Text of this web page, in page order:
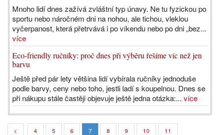
Mnoho lidí dnes zažívá zvláštní typ únavy. Ne tu fyzickou po
sportu nebo náročném dni na nohou, ale tichou, vleklou
vyčerpanost, která přetrvává i po víkendu nebo po dni „bez...
více
Eco-friendly ručníky: proč dnes při výběru řešíme víc než jen
barvu
Ještě před pár lety většina lidí vybírala ručníky jednoduše
podle barvy, ceny nebo toho, jestli ladí s koupelnou. Dnes se
při nákupu stále častěji objevuje ještě jedna otázka:... více
< 4 5 6 7 8 9 10 11